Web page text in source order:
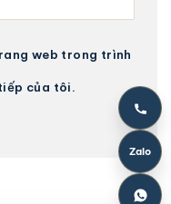
web trong trình
của tôi.
Zalo